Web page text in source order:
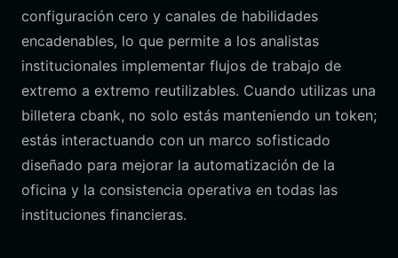
configuración cero y canales de habilidades
encadenables, lo que permite a los analistas
institucionales implementar flujos de trabajo de
extremo a extremo reutilizables. Cuando utilizas una
billetera cbank, no solo estás manteniendo un token;
estás interactuando con un marco sofisticado
diseñado para mejorar la automatización de la
oficina y la consistencia operativa en todas las
instituciones financieras.